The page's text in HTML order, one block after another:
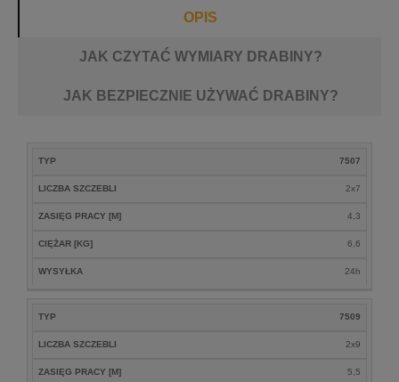
OPIS
JAK CZYTAĆ WYMIARY DRABINY?
JAK BEZPIECZNIE UŻYWAĆ DRABINY?
TYP 7507
LICZBA SZCZEBLI 2x7
ZASIĘG PRACY [M] 4,3
CIĘŻAR [KG] 6,6
WYSYŁKA 24h
TYP 7509
LICZBA SZCZEBLI 2x9
ZASIĘG PRACY [M] 5,5